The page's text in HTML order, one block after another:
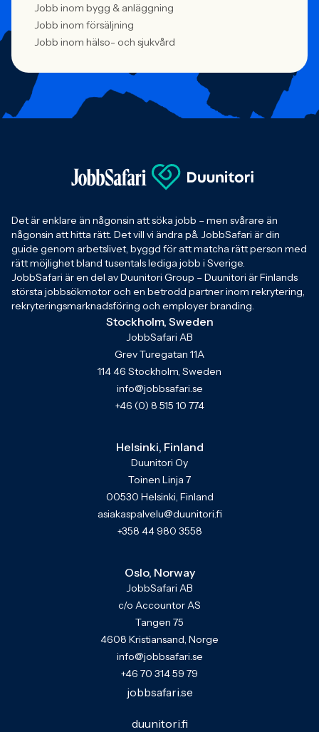
Jobb inom bygg & anläggning
Jobb inom försäljning
Jobb inom hälso- och sjukvård
Det är enklare än någonsin att söka jobb – men svårare än
någonsin att hitta rätt. Det vill vi ändra på. JobbSafari är din
guide genom arbetslivet, byggd för att matcha rätt person med
rätt möjlighet bland tusentals lediga jobb i Sverige.
JobbSafari är en del av Duunitori Group – Duunitori är Finlands
största jobbsökmotor och en betrodd partner inom rekrytering,
rekryteringsmarknadsföring och employer branding.
Stockholm, Sweden
JobbSafari AB
Grev Turegatan 11A
114 46 Stockholm, Sweden
info@jobbsafari.se
+46 (0) 8 515 10 774
Helsinki, Finland
Duunitori Oy
Toinen Linja 7
00530 Helsinki, Finland
asiakaspalvelu@duunitori.fi
+358 44 980 3558
Oslo, Norway
JobbSafari AB
c/o Accountor AS
Tangen 75
4608 Kristiansand, Norge
info@jobbsafari.se
+46 70 314 59 79
jobbsafari.se
duunitori.fi